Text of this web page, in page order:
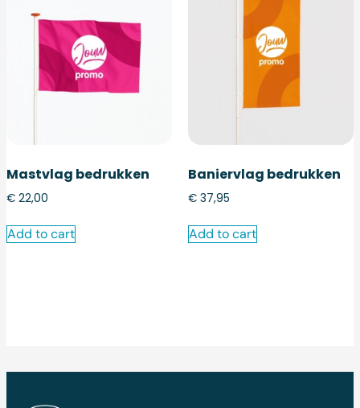
Mastvlag bedrukken
€ 22,00
Add to cart
Baniervlag bedrukken
€ 37,95
Add to cart